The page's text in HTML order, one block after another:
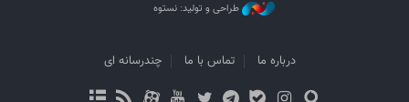
طراحی و تولید: نستوه
درباره ما تماس با ما چندرسانه ای